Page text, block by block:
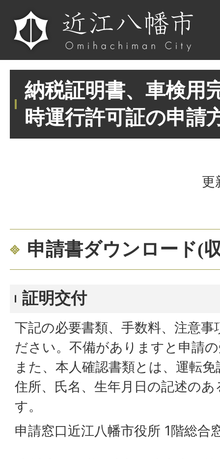
納税証明書、車検用
時運行許可証の申請
更
申請書ダウンロード(
証明交付
下記の必要書類、手数料、注意
ださい。不備がありますと申請
また、本人確認書類とは、運転
住所、氏名、生年月日の記述の
す。
申請窓口近江八幡市役所 1階総合